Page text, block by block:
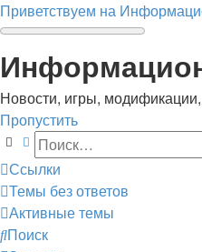
Приветствуем на
Новости, игры,
Пропустить
ПоискРасширенный поиск
Ссылки
Темы без ответов
Активные темы
Поиск